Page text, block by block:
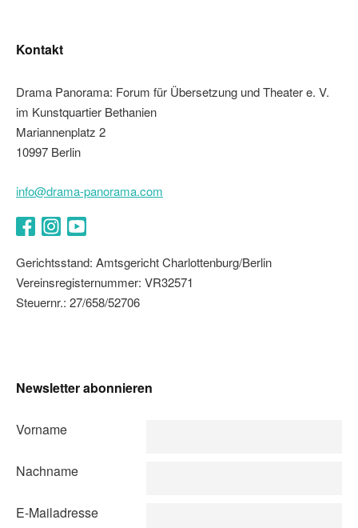
Kontakt
Drama Panorama: Forum für Übersetzung und Theater e. V.
im Kunstquartier Bethanien
Mariannenplatz 2
10997 Berlin
info@drama-panorama.com
Gerichtsstand: Amtsgericht Charlottenburg/Berlin
Vereinsregisternummer: VR32571
Steuernr.: 27/658/52706
Newsletter abonnieren
Vorname
Nachname
E-Mailadresse